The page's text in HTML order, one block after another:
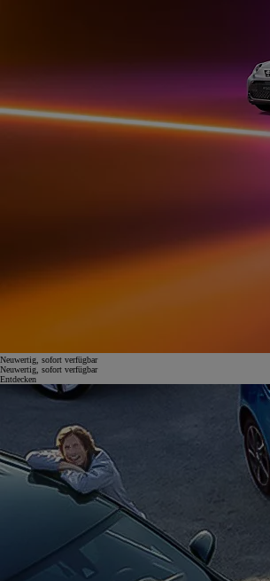
Neuwertig, sofort verfügbar
Neuwertig, sofort verfügbar
Entdecken